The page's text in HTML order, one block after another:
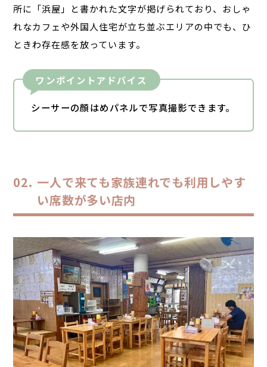
所に「浜屋」と書かれた文字が掲げられており、おしゃ
れなカフェや外国人住宅が立ち並ぶエリアの中でも、ひ
ときわ存在感を放っています。
ワンポイントアドバイス
シーサーの顔はめパネルで写真撮影できます。
一人で来ても家族連れでも利用しやす
い席数が多い店内